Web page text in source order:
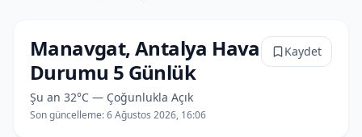
Manavgat, Antalya Hava
Durumu 5 Günlük
Şu an 32°C — Çoğunlukla Açık
Son güncelleme:6 Ağustos 2026, 16:06
Kaydet